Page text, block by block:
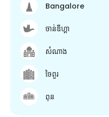
Bangalore
ចាន់ឌីហ្គា
សំណាង
ចៃពួរ
ពុន